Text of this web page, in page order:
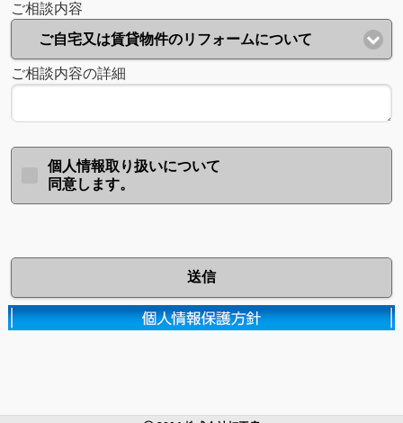
ご相談内容
ご自宅又は賃貸物件のリフォームについて
ご相談内容の詳細
個人情報取り扱いについて
同意します。
送信